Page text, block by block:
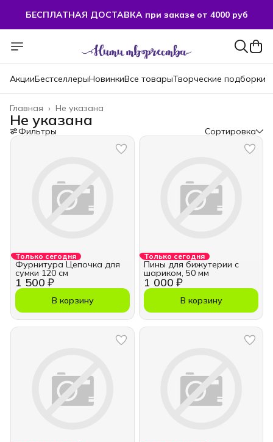
БЕСПЛАТНАЯ ДОСТАВКА при заказе от 4000 руб
АкцииБестселлерыНовинкиВсе товарыТворческие подборки
Не указана
Главная ›
Не указана
Фильтры Сортировка
Только сегодня
1 500 ₽
Фурнитура Цепочка для
сумки 120 см
В корзину
Только сегодня
1 000 ₽
Пины для бижутерии с
шариком, 50 мм
В корзину